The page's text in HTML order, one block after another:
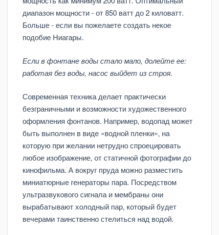
диапазон мощности - от 850 ватт до 2 киловатт.
Больше - если вы пожелаете создать некое
подобие Ниагары.
Если в фонтане воды стало мало, долейте ее:
работая без воды, насос выйдет из строя.
Современная техника делает практически
безграничными и возможности художественного
оформления фонтанов. Например, водопад может
быть выполнен в виде «водной пленки», на
которую при желании нетрудно спроецировать
любое изображение, от статичной фотографии до
кинофильма. А вокруг пруда можно разместить
миниатюрные генераторы пара. Посредством
ультразвукового сигнала и мембраны они
вырабатывают холодный пар, который будет
вечерами таинственно стелиться над водой.